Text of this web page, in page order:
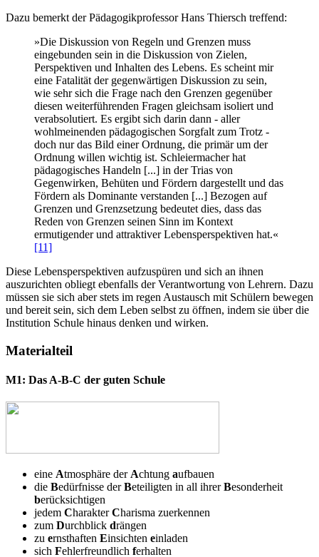
Dazu bemerkt der Pädagogikprofessor Hans Thiersch treffend:
»Die Diskussion von Regeln und Grenzen muss
eingebunden sein in die Diskussion von Zielen,
Perspektiven und Inhalten des Lebens. Es scheint mir
eine Fatalität der gegenwärtigen Diskussion zu sein,
wie sehr sich die Frage nach den Grenzen gegenüber
diesen weiterführenden Fragen gleichsam isoliert und
verabsolutiert. Es ergibt sich darin dann - aller
wohlmeinenden pädagogischen Sorgfalt zum Trotz -
doch nur das Bild einer Ordnung, die primär um der
Ordnung willen wichtig ist. Schleiermacher hat
pädagogisches Handeln [...] in der Trias von
Gegenwirken, Behüten und Fördern dargestellt und das
Fördern als Dominante verstanden [...] Bezogen auf
Grenzen und Grenzsetzung bedeutet dies, dass das
Reden von Grenzen seinen Sinn im Kontext
ermutigender und attraktiver Lebensperspektiven hat.«
[11]
Diese Lebensperspektiven aufzuspüren und sich an ihnen
auszurichten obliegt ebenfalls der Verantwortung von Lehrern. Dazu
müssen sie sich aber stets im regen Austausch mit Schülern bewegen
und bereit sein, sich dem Leben selbst zu öffnen, indem sie über die
Institution Schule hinaus denken und wirken.
Materialteil
M1: Das A-B-C der guten Schule
eine Atmosphäre der Achtung aufbauen
die Bedürfnisse derBeteiligten in all ihrerBesonderheit
berücksichtigen
jedem CharakterCharisma zuerkennen
zum Durchblick drängen
zu ernsthaften Einsichten einladen
sich Fehlerfreundlich ferhalten